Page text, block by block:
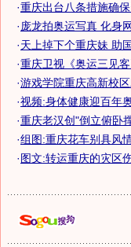
·重庆出台八条措施确
· 庞龙拍奥运写真 化身
·天上掉下个重庆妹 助
·重庆卫视《奥运三见
·游戏学院重庆高新校
·视频:身体健康迎百年
·重庆老汉创"倒立俯卧
·组图:重庆花车别具风
·图文:转运重庆的灾区